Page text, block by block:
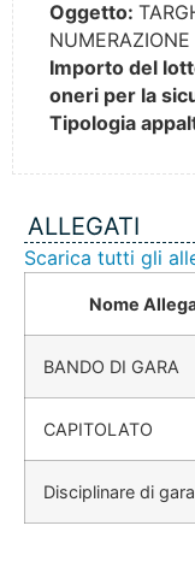
Oggetto:
Importo del
oneri per la
Tipologia
ALLEGATI
Scarica tutti gli
Nome
BANDO DI GARA
CAPITOLATO
Disciplinare di gara